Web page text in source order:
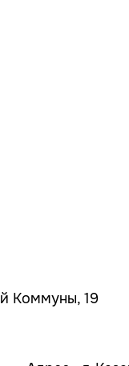
Коммуны, 19